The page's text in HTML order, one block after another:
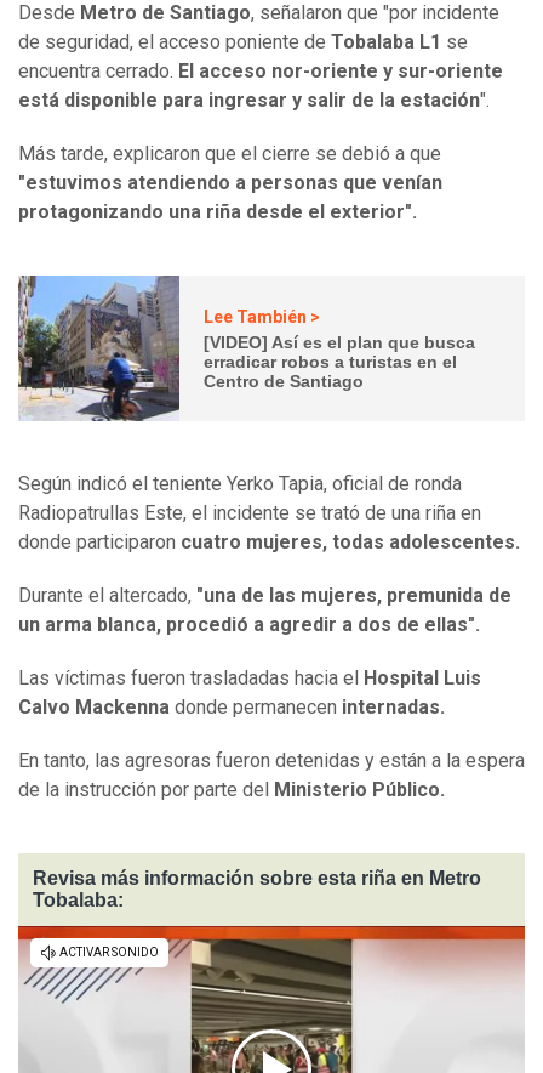
Desde Metro de Santiago, señalaron que "por incidente
de seguridad, el acceso poniente de Tobalaba L1 se
encuentra cerrado. El acceso nor-oriente y sur-oriente
está disponible para ingresar y salir de la estación".
Más tarde, explicaron que el cierre se debió a que
"estuvimos atendiendo a personas que venían
protagonizando una riña desde el exterior"​.
Lee También >
[VIDEO] Así es el plan que busca
erradicar robos a turistas en el
Centro de Santiago
Según indicó el teniente Yerko Tapia, oficial de ronda
Radiopatrullas Este, el incidente se trató de una riña en
donde participaron cuatro mujeres, todas adolescentes.
Durante el altercado, "una de las mujeres, premunida de
un arma blanca, procedió a agredir a dos de ellas".
Las víctimas fueron trasladadas hacia el
Hospital Luis
Calvo Mackenna donde permanecen internadas.
En tanto, las agresoras fueron detenidas y están a la espera
de la instrucción por parte del
Ministerio Público.
Revisa más información sobre esta riña en Metro
Tobalaba: